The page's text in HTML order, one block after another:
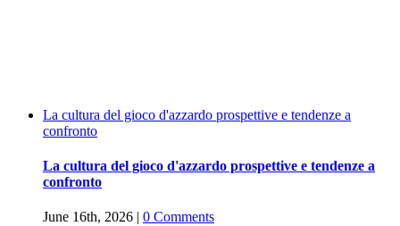
La cultura del gioco d'azzardo prospettive e tendenze a
confronto
La cultura del gioco d'azzardo prospettive e tendenze a
confronto
June 16th, 2026 | 0 Comments